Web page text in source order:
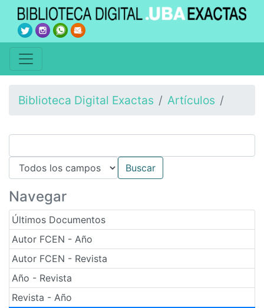
Biblioteca Digital Exactas Artículos
Navegar
Últimos Documentos
Autor FCEN - Año
Autor FCEN - Revista
Año - Revista
Revista - Año